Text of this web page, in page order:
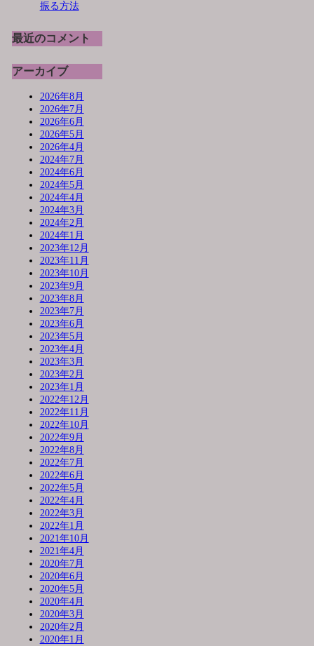
振る方法
最近のコメント
アーカイブ
2026年8月
2026年7月
2026年6月
2026年5月
2026年4月
2024年7月
2024年6月
2024年5月
2024年4月
2024年3月
2024年2月
2024年1月
2023年12月
2023年11月
2023年10月
2023年9月
2023年8月
2023年7月
2023年6月
2023年5月
2023年4月
2023年3月
2023年2月
2023年1月
2022年12月
2022年11月
2022年10月
2022年9月
2022年8月
2022年7月
2022年6月
2022年5月
2022年4月
2022年3月
2022年1月
2021年10月
2021年4月
2020年7月
2020年6月
2020年5月
2020年4月
2020年3月
2020年2月
2020年1月